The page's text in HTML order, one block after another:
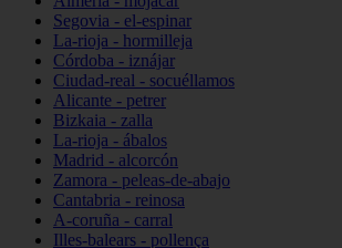
Segovia - el-espinar
La-rioja - hormilleja
Córdoba - iznájar
Ciudad-real - socuéllamos
Alicante - petrer
Bizkaia - zalla
La-rioja - ábalos
Madrid - alcorcón
Zamora - peleas-de-abajo
Cantabria - reinosa
A-coruña - carral
Illes-balears - pollença